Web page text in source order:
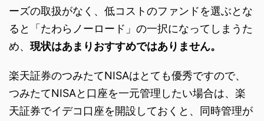
ーズの取扱がなく、低コストのファンドを選ぶとな
ると「たわらノーロード」の一択になってしまうた
め、 現状はあまりおすすめではありません。
楽天証券のつみたてNISAはとても優秀ですので、
つみたてNISAと口座を一元管理したい場合は、楽
天証券でイデコ口座を開設しておくと、同時管理が